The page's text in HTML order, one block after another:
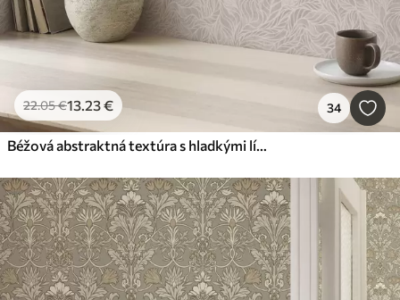
22.05€13.23€ 34
Béžová abstraktná textúra s hladkými líniami listov